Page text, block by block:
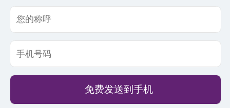
免费发送到手机